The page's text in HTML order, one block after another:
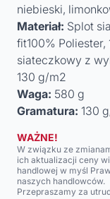
niebieski,
Materiał: Splot
fit100%
siateczkowy z
130 g/m2
Waga: 580 g
Gramatura: 130
WAŻNE!
W związku ze
ich aktualizacji ceny
handlowej w myśl
naszych handlowców.
Przepraszamy za